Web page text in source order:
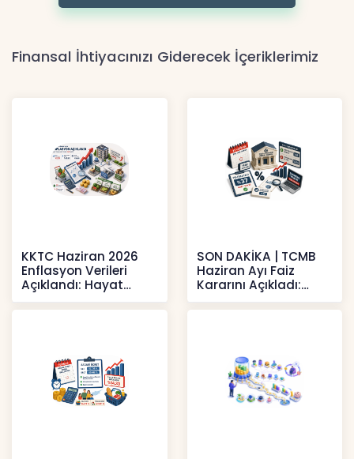
Finansal İhtiyacınızı Giderecek İçeriklerimiz
KKTC Haziran 2026
Enflasyon Verileri
Açıklandı: Hayat
Pahalılığı Yükselişini
Sür
SON DAKİKA | TCMB
Haziran Ayı Faiz
Kararını Açıkladı:
Politika Faizi Yüzde
37’de